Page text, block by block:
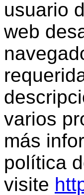
usuario
web
varios
más
política
visite